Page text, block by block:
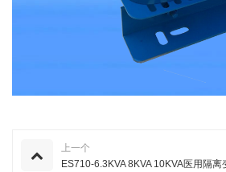
上一个
ES710-6.3KVA 8KVA 10KVA医用隔离